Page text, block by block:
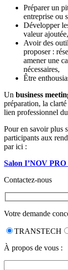
Préparer un
entreprise ou
Développer
valeur ajoutée,
Avoir des
proposer :
amener une
nécessaires,
Être
Un business
préparation, la
lien professionnel
Pour en savoir plus
participants aux
par ici :
Salon I’NOV PRO
Contactez-nous
Votre demande
TRANSTECH
À propos de vous :